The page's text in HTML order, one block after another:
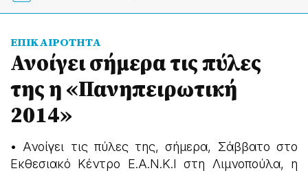
ΕΠΙΚΑΙΡΟΤΗΤΑ
Ανοίγει σήμερα τις πύλες
της η «Πανηπειρωτική
2014»
• Ανοίγει τις πύλες της, σήμερα, Σάββατο στο
Εκθεσιακό Κέντρο Ε.Α.Ν.Κ.Ι στη Λιμνοπούλα, η